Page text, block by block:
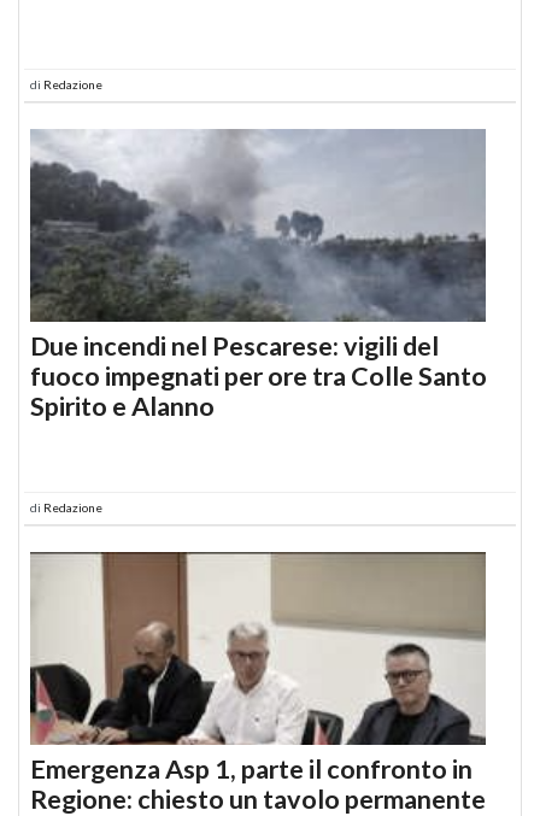
di Redazione
Due incendi nel Pescarese: vigili del
fuoco impegnati per ore tra Colle Santo
Spirito e Alanno
di Redazione
Emergenza Asp 1, parte il confronto in
Regione: chiesto un tavolo permanente